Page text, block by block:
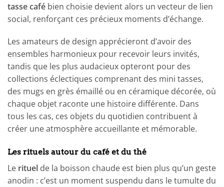
tasse café bien choisie devient alors un vecteur de lien
social, renforçant ces précieux moments d’échange.
Les amateurs de design apprécieront d’avoir des
ensembles harmonieux pour recevoir leurs invités,
tandis que les plus audacieux opteront pour des
collections éclectiques comprenant des mini tasses,
des mugs en grès émaillé ou en céramique décorée, où
chaque objet raconte une histoire différente. Dans
tous les cas, ces objets du quotidien contribuent à
créer une atmosphère accueillante et mémorable.
Les rituels autour du café et du thé
Le rituel de la boisson chaude est bien plus qu’un geste
anodin : c’est un moment suspendu dans le tumulte du